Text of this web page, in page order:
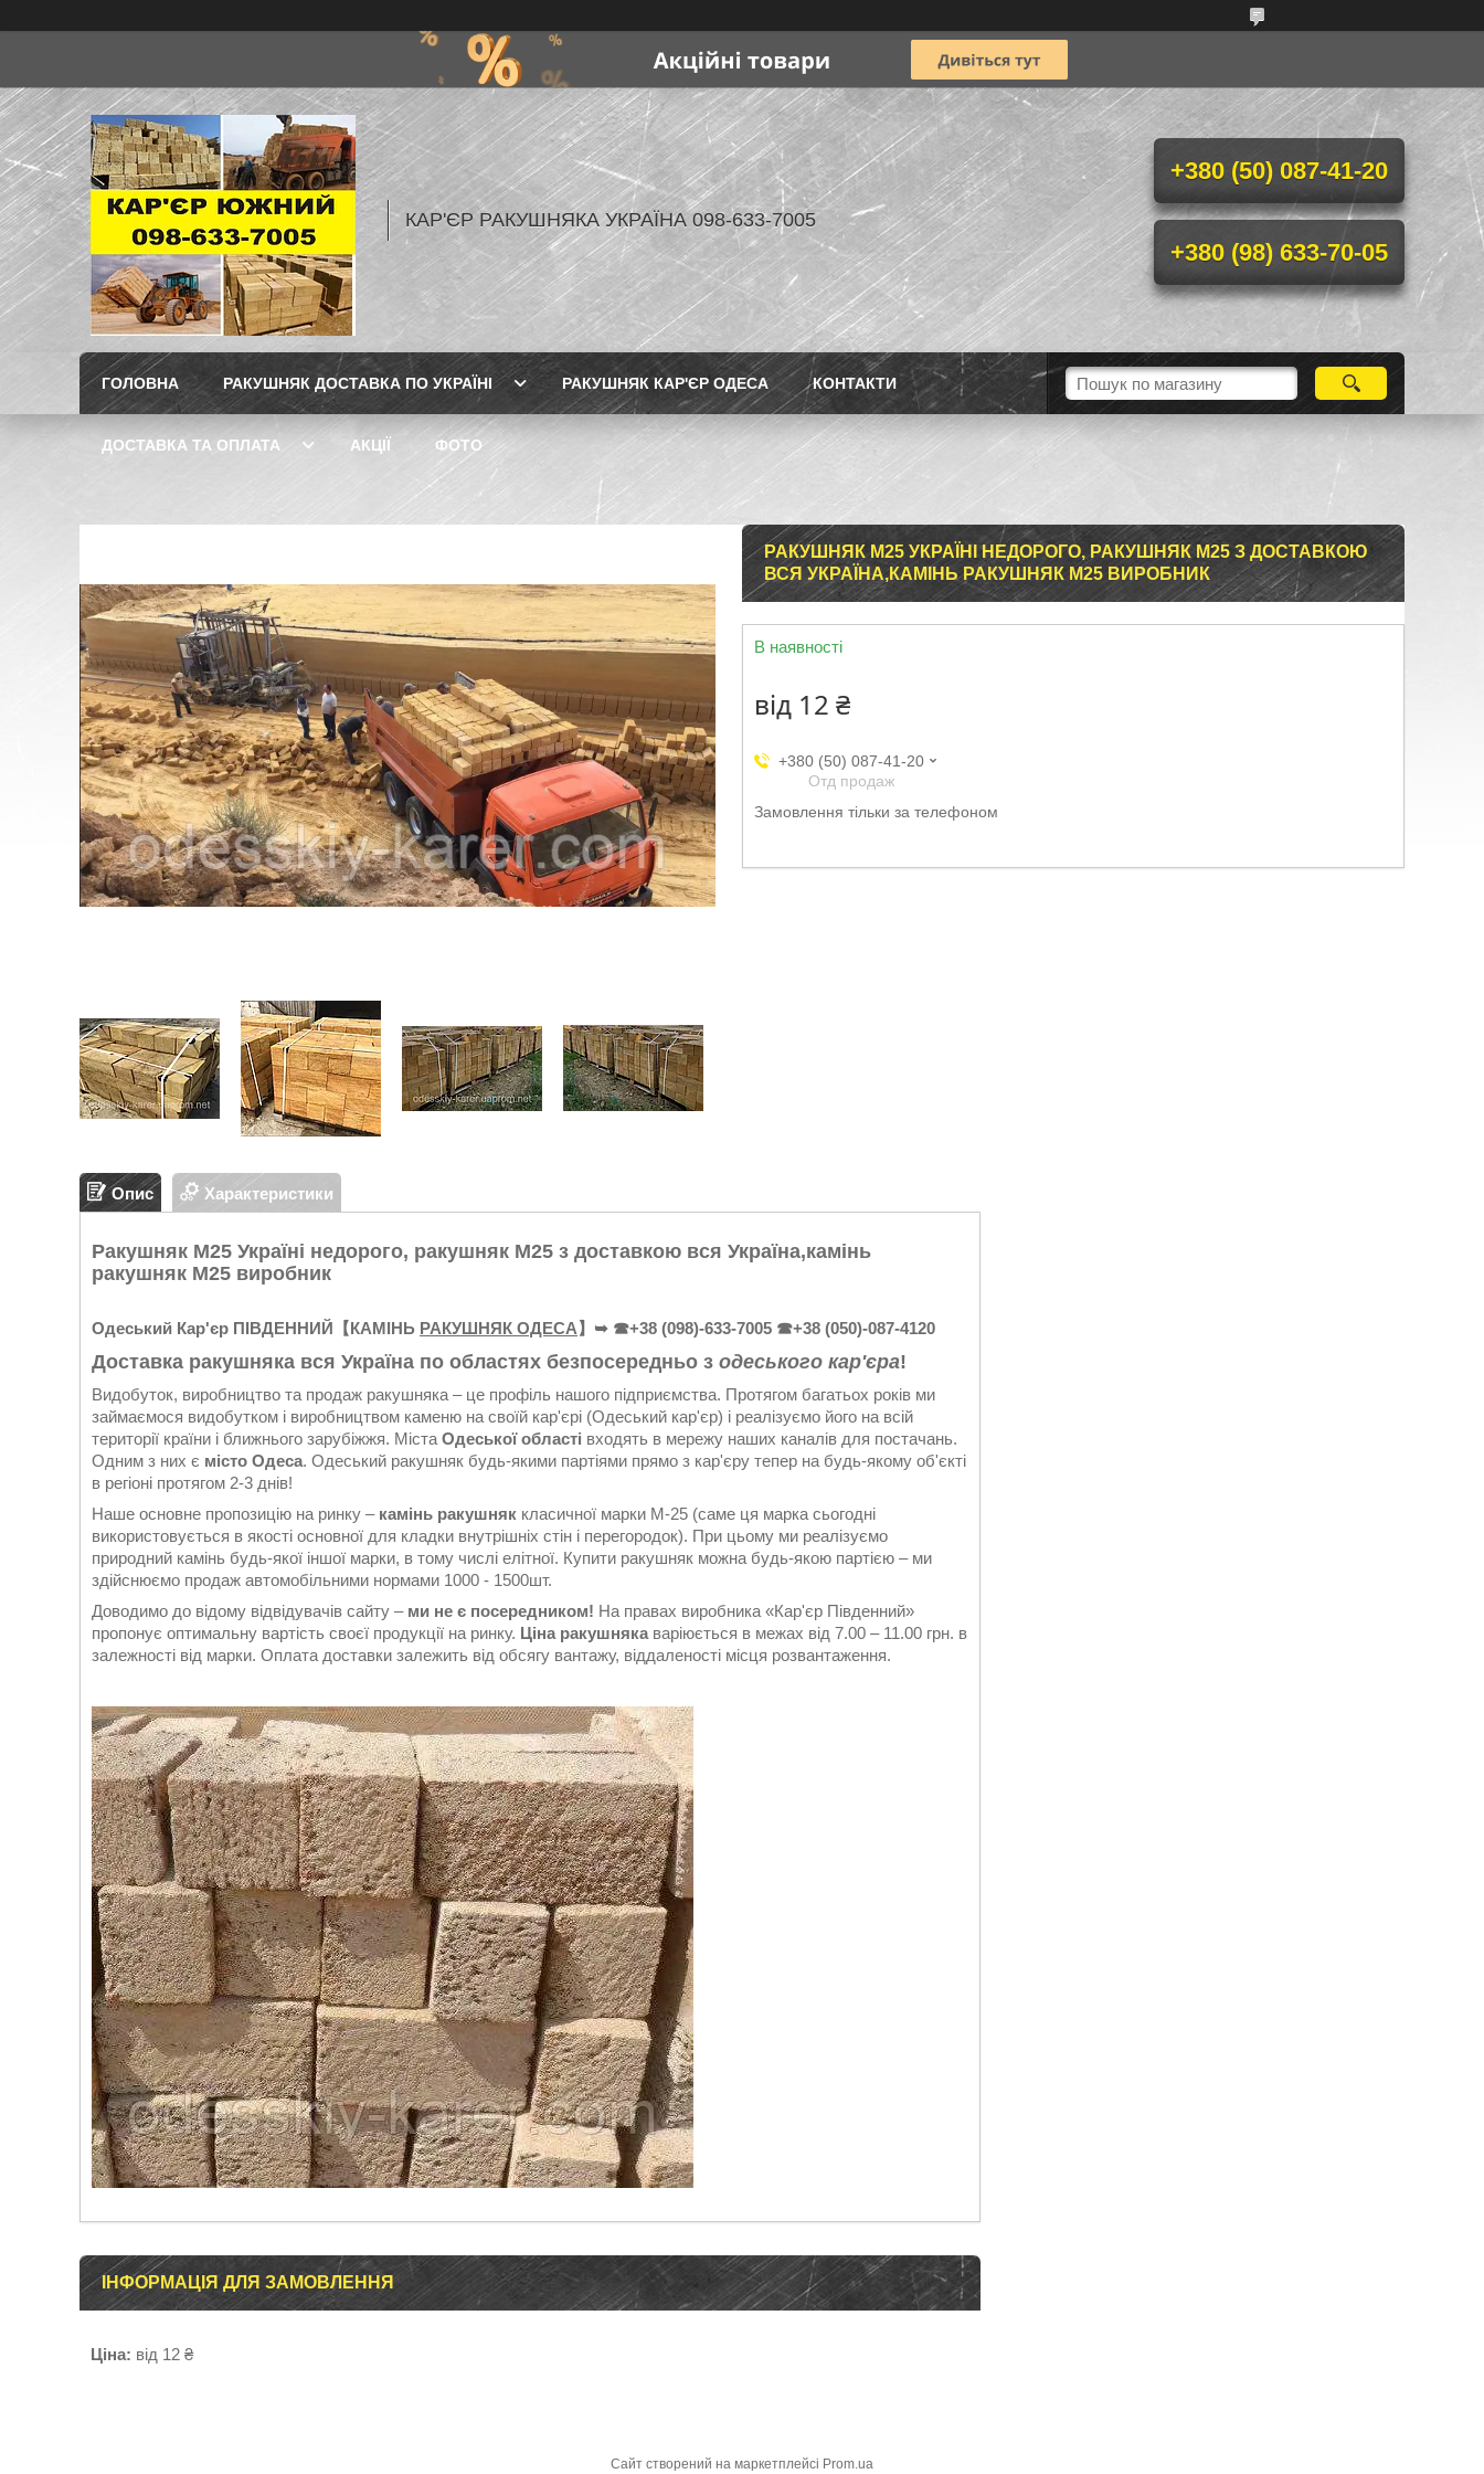
КАР'ЄР РАКУШНЯКА УКРАЇНА 098-633-7005
+380 (50) 087-41-20
+380 (98) 633-70-05
ГОЛОВНА РАКУШНЯК ДОСТАВКА ПО УКРАЇНІ РАКУШНЯК КАР'ЄР ОДЕСА КОНТАКТИ
ДОСТАВКА ТА ОПЛАТА АКЦІЇ ФОТО
РАКУШНЯК М25 УКРАЇНІ НЕДОРОГО, РАКУШНЯК М25 З ДОСТАВКОЮ
ВСЯ УКРАЇНА,КАМІНЬ РАКУШНЯК М25 ВИРОБНИК
В наявності
від 12 ₴
+380 (50) 087-41-20
Отд продаж
Замовлення тільки за телефоном
Опис Характеристики
Ракушняк М25 Україні недорого, ракушняк М25 з доставкою вся Україна,камінь
ракушняк М25 виробник
Одеський Кар'єр ПІВДЕННИЙ 【КАМІНЬ РАКУШНЯК ОДЕСА】➥ ☎+38 (098)-633-7005 ☎+38 (050)-087-4120
Доставка ракушняка вся Україна по областях безпосередньо з одеського кар'єра!
Видобуток, виробництво та продаж ракушняка – це профіль нашого підприємства. Протягом багатьох років ми
займаємося видобутком і виробництвом каменю на своїй кар'єрі (Одеський кар'єр) і реалізуємо його на всій
території країни і ближнього зарубіжжя. Міста Одеської області входять в мережу наших каналів для постачань.
Одним з них є місто Одеса. Одеський ракушняк будь-якими партіями прямо з кар'єру тепер на будь-якому об'єкті
в регіоні протягом 2-3 днів!
Наше основне пропозицію на ринку – камінь ракушняк класичної марки М-25 (саме ця марка сьогодні
використовується в якості основної для кладки внутрішніх стін і перегородок). При цьому ми реалізуємо
природний камінь будь-якої іншої марки, в тому числі елітної. Купити ракушняк можна будь-якою партією – ми
здійснюємо продаж автомобільними нормами 1000 - 1500шт.
Доводимо до відому відвідувачів сайту – ми не є посередником! На правах виробника «Кар'єр Південний»
пропонує оптимальну вартість своєї продукції на ринку. Ціна ракушняка варіюється в межах від 7.00 – 11.00 грн. в
залежності від марки. Оплата доставки залежить від обсягу вантажу, віддаленості місця розвантаження.
ІНФОРМАЦІЯ ДЛЯ ЗАМОВЛЕННЯ
Ціна: від 12 ₴
Сайт створений на маркетплейсі Prom.ua